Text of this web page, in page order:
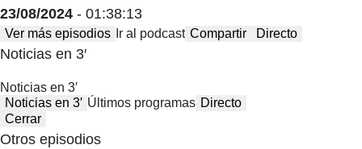
23/08/2024 - 01:38:13
Ver más episodios Ir al podcast Compartir Directo
Noticias en 3′
Noticias en 3′
Noticias en 3′ Últimos programas Directo
Cerrar
Otros episodios